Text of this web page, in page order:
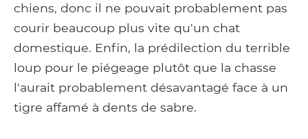
chiens, donc il ne pouvait probablement pas
courir beaucoup plus vite qu'un chat
domestique. Enfin, la prédilection du terrible
loup pour le piégeage plutôt que la chasse
l'aurait probablement désavantagé face à un
tigre affamé à dents de sabre.